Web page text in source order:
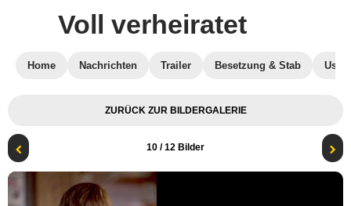
Voll verheiratet
Home Nachrichten Trailer Besetzung & Stab
ZURÜCK ZUR BILDERGALERIE
10 / 12 Bilder